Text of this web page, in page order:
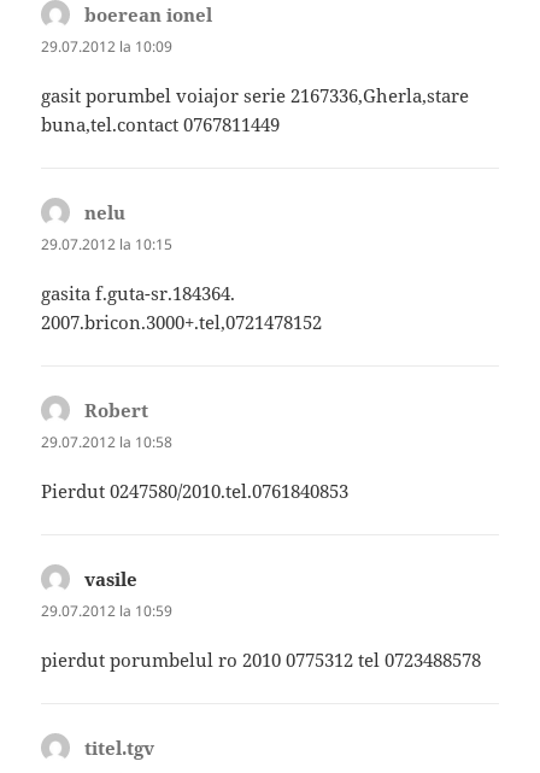
boerean ionel
29.07.2012 la 10:09
gasit porumbel voiajor serie 2167336,Gherla,stare
buna,tel.contact 0767811449
nelu
29.07.2012 la 10:15
gasita f.guta-sr.184364.
2007.bricon.3000+.tel,0721478152
Robert
29.07.2012 la 10:58
Pierdut 0247580/2010.tel.0761840853
vasile
29.07.2012 la 10:59
pierdut porumbelul ro 2010 0775312 tel 0723488578
titel.tgv